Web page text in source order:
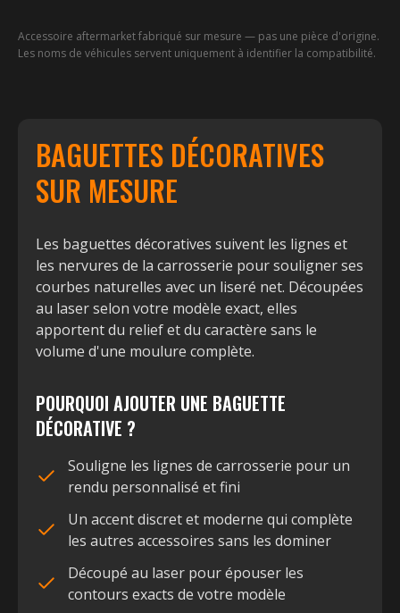
Accessoire aftermarket fabriqué sur mesure — pas une pièce d'origine.
Les noms de véhicules servent uniquement à identifier la compatibilité.
BAGUETTES DÉCORATIVES
SUR MESURE
Les baguettes décoratives suivent les lignes et
les nervures de la carrosserie pour souligner ses
courbes naturelles avec un liseré net. Découpées
au laser selon votre modèle exact, elles
apportent du relief et du caractère sans le
volume d'une moulure complète.
POURQUOI AJOUTER UNE BAGUETTE
DÉCORATIVE ?
Souligne les lignes de carrosserie pour un
rendu personnalisé et fini
Un accent discret et moderne qui complète
les autres accessoires sans les dominer
Découpé au laser pour épouser les
contours exacts de votre modèle